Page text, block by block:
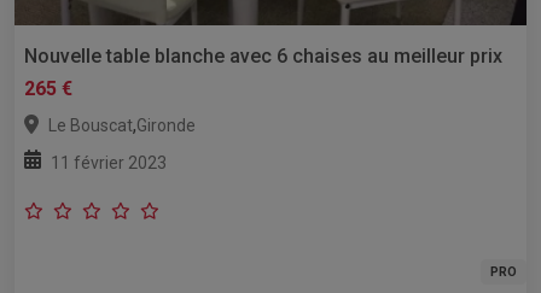
Nouvelle table blanche avec 6 chaises au meilleur prix
265 €
Le Bouscat,Gironde
11 février 2023
PRO